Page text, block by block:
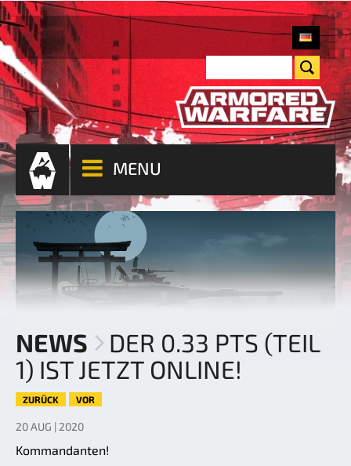
MENU
NEWS
DER 0.33 PTS (TEIL
1) IST JETZT ONLINE!
ZURÜCK VOR
20 AUG | 2020
Kommandanten!